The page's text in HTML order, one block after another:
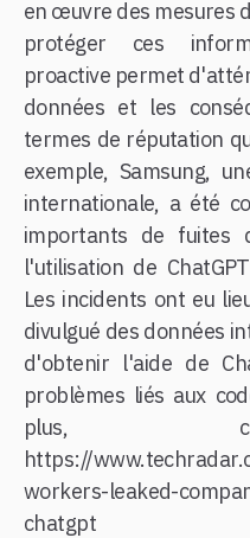
en œuvre des mesures
protéger ces
proactive permet
données et les
termes de réputation
exemple, Samsung,
internationale, a été
importants de fuites
l'utilisation de
Les incidents ont eu
divulgué des données
d'obtenir l'aide de
problèmes liés aux
plus,
https://
workers-leaked-
chatgpt